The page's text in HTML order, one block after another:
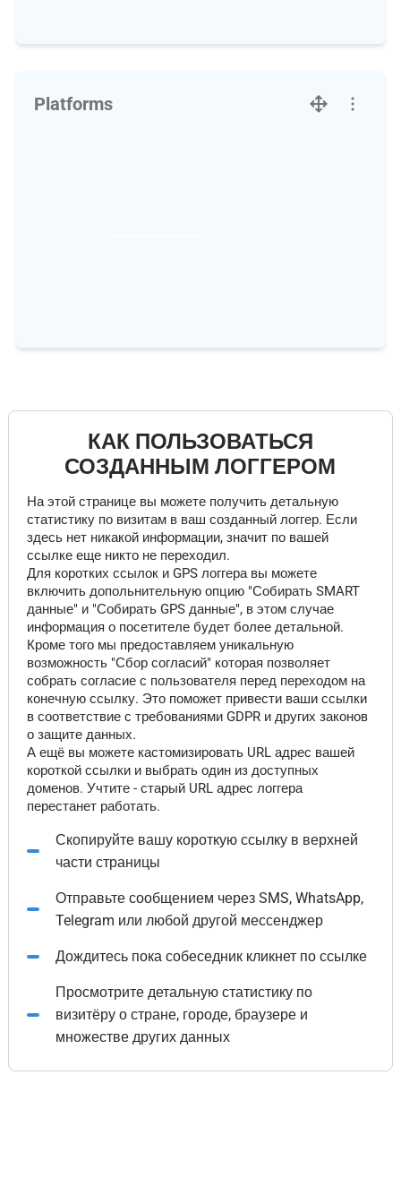
Platforms
КАК ПОЛЬЗОВАТЬСЯ
СОЗДАННЫМ ЛОГГЕРОМ
На этой странице вы можете получить детальную
статистику по визитам в ваш созданный логгер. Если
здесь нет никакой информации, значит по вашей
ссылке еще никто не переходил.
Для коротких ссылок и GPS логгера вы можете
включить допольнительную опцию "Собирать SMART
данные" и "Собирать GPS данные", в этом случае
информация о посетителе будет более детальной.
Кроме того мы предоставляем уникальную
возможность "Сбор согласий" которая позволяет
собрать согласие с пользователя перед переходом на
конечную ссылку. Это поможет привести ваши ссылки
в соответствие с требованиями GDPR и других законов
о защите данных.
А ещё вы можете кастомизировать URL адрес вашей
короткой ссылки и выбрать один из доступных
доменов. Учтите - старый URL адрес логгера
перестанет работать.
Скопируйте вашу короткую ссылку в верхней
части страницы
Отправьте сообщением через SMS, WhatsApp,
Telegram или любой другой мессенджер
Дождитесь пока собеседник кликнет по ссылке
Просмотрите детальную статистику по
визитёру о стране, городе, браузере и
множестве других данных